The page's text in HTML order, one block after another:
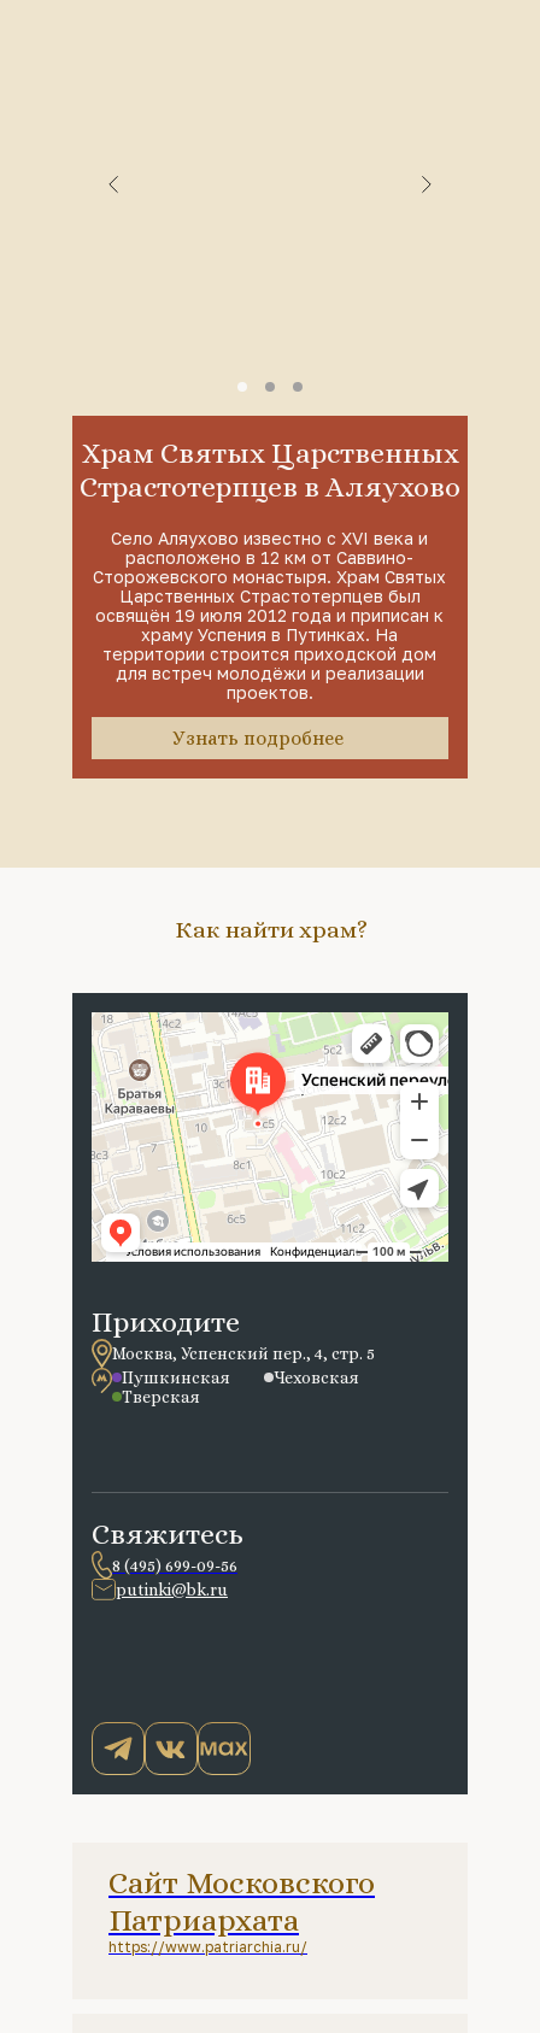
Храм Святых Царственных
Страстотерпцев в Аляухово
Село Аляухово известно с XVI века и
расположено в 12 км от Саввино-
Сторожевского монастыря. Храм Святых
Царственных Страстотерпцев был
освящён 19 июля 2012 года и приписан к
храму Успения в Путинках. На
территории строится приходской дом
для встреч молодёжи и реализации
проектов.
Узнать подробнее
Свяжитесь
8 (495) 699-09-56
putinki@bk.ru
Приходите
Москва, Успенский пер., 4, стр. 5
Пушкинская
Чеховская
Тверская
Как найти храм?
Москва
Успенский переулок, 4с5 — Яндекс Карты
Сайт Московского
Патриархата
https://www.patriarchia.ru/